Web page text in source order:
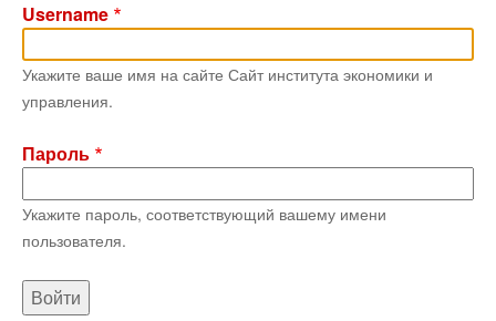
to
Username
Укажите ваше имя на сайте Сайт института экономики и
управления.
Пароль
Укажите пароль, соответствующий вашему имени
пользователя.